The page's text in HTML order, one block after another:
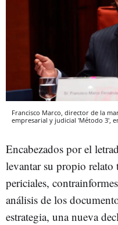
Francisco Marco, director de la
empresarial y judicial 'Método 3',
Encabezados por el
levantar su propio relato
periciales,
análisis de los
estrategia, una nueva